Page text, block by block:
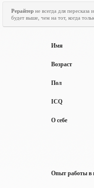
Рерайтер не всегда для
будет выше, чем на тот, когда
Имя
Возраст
Пол
ICQ
О себе
Опыт работы в